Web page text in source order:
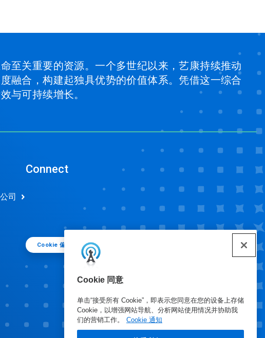
Cookie 同意
单击“接受所有 Cookie”，即表示您同意在您的设备上存储
Cookie，以增强网站导航、分析网站使用情况并协助我
们的营销工作。
Cookie 通知
至关重要的资源。一个多世纪以来，艺康持续推动
融合，构建起独具优势的价值体系。凭借这一综合
与可持续增长。
司
Connect
Cookie 偏好